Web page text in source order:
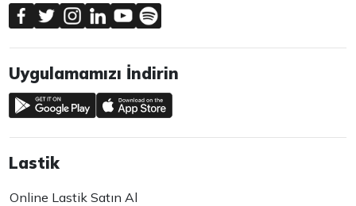
Uygulamamızı İndirin
Lastik
Online Lastik Satın Al